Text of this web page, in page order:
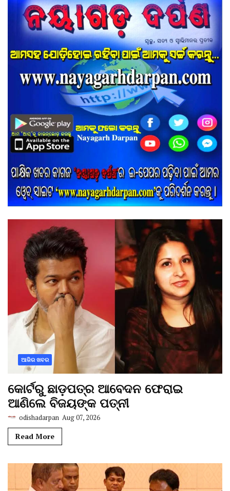
ଆଜିର ଖବର
କୋର୍ଟରୁ ଛାଡ଼ପତ୍ର ଆବେଦନ ଫେରାଇ
ଆଣିଲେ ବିଜୟଙ୍କ ପତ୍ନୀ
odishadarpan Aug 07, 2026
Read More